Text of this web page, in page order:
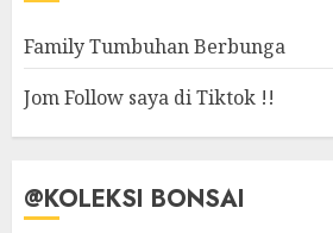
Family Tumbuhan Berbunga
Jom Follow saya di Tiktok !!
@KOLEKSI BONSAI